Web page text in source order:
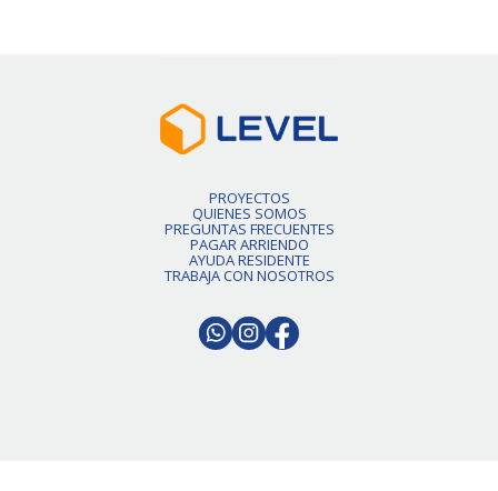
PROYECTOS
QUIENES SOMOS
PREGUNTAS FRECUENTES
PAGAR ARRIENDO
AYUDA RESIDENTE
TRABAJA CON NOSOTROS